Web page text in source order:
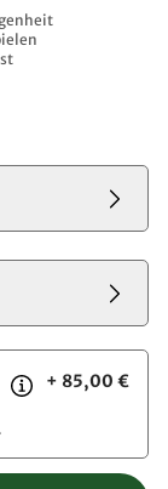
+ 85,00 €